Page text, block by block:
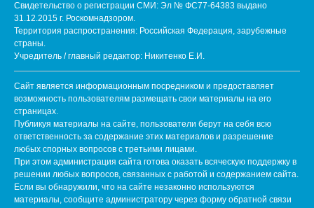
Свидетельство о регистрации СМИ: Эл № ФС77-64383 выдано
31.12.2015 г. Роскомнадзором.
Территория распространения: Российская Федерация, зарубежные
страны.
Учредитель / главный редактор: Никитенко Е.И.
Сайт является информационным посредником и предоставляет
возможность пользователям размещать свои материалы на его
страницах.
Публикуя материалы на сайте, пользователи берут на себя всю
ответственность за содержание этих материалов и разрешение
любых спорных вопросов с третьими лицами.
При этом администрация сайта готова оказать всяческую поддержку в
решении любых вопросов, связанных с работой и содержанием сайта.
Если вы обнаружили, что на сайте незаконно используются
материалы, сообщите администратору через форму обратной связи